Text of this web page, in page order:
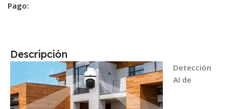
Pago:
Descripción
Detección
AI de